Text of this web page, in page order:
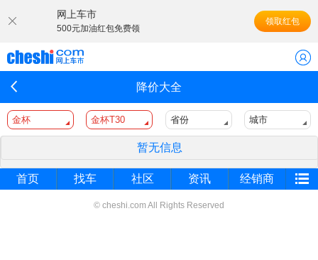
网上车市
500元加油红包免费领
领取红包
降价大全
金杯 金杯T30 省份 城市
暂无信息
首页 找车 社区 资讯 经销商
© cheshi.com All Rights Reserved